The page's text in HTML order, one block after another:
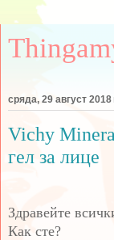
сряда, 29 август 2018
Vichy
гел за лице
Здравейте
Как сте?